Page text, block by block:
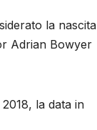
la nascita
Adrian Bowyer
la data in